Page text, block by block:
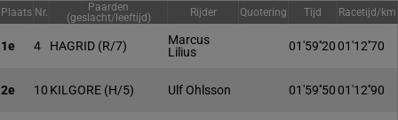
Plaats Nr.
Paarden
(geslacht/leeftijd)
Rijder Quotering Tijd Racetijd/km
1e 4 HAGRID (R/7)
Marcus
Lilius
01'59''2001'12''70
2e 10 KILGORE (H/5) Ulf Ohlsson 01'59''5001'12''90